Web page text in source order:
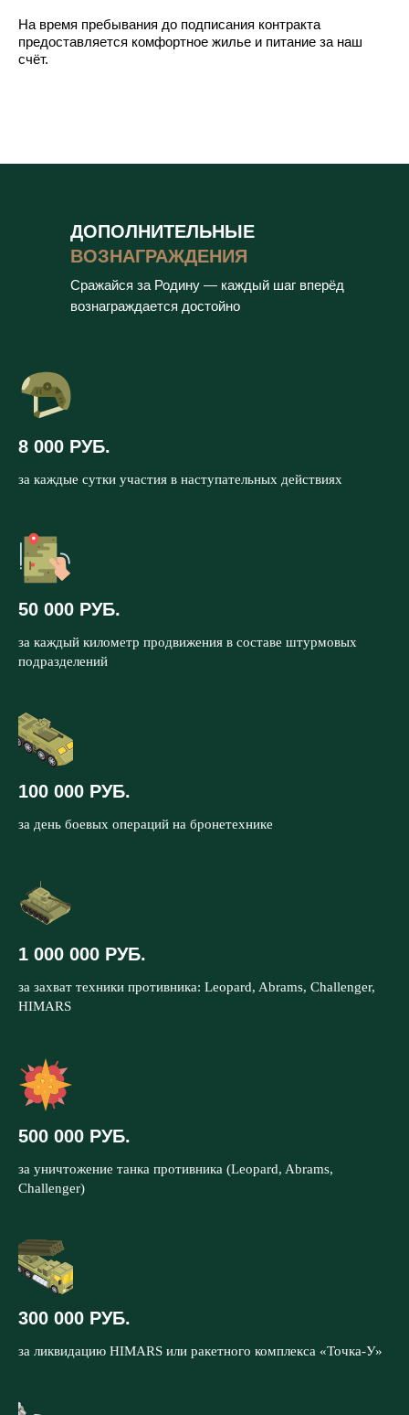
На время пребывания до подписания контракта
предоставляется комфортное жилье и питание за наш
счёт.
ДОПОЛНИТЕЛЬНЫЕ
ВОЗНАГРАЖДЕНИЯ
Сражайся за Родину — каждый шаг вперёд
вознаграждается достойно
8 000 РУБ.
за каждые сутки участия в наступательных действиях
50 000 РУБ.
за каждый километр продвижения в составе штурмовых
подразделений
100 000 РУБ.
за день боевых операций на бронетехнике
1 000 000 РУБ.
за захват техники противника: Leopard, Abrams, Challenger,
HIMARS
500 000 РУБ.
за уничтожение танка противника (Leopard, Abrams,
Challenger)
300 000 РУБ.
за ликвидацию HIMARS или ракетного комплекса «Точка-У»